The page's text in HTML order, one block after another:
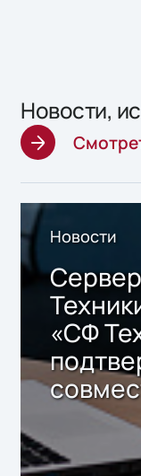
Новости,
Новости
«СФ